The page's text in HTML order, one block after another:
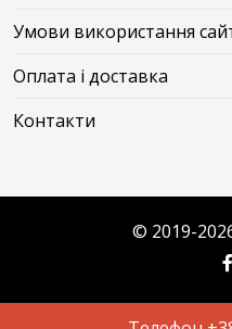
Умови використання
Оплата і доставка
Контакти
© 2019-